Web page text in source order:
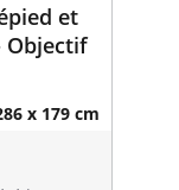
et
Objectif
x 179 cm